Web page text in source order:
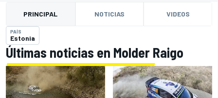
PRINCIPAL NOTICIAS VIDEOS
PAÍS
Estonia
Últimas noticias en Molder Raigo